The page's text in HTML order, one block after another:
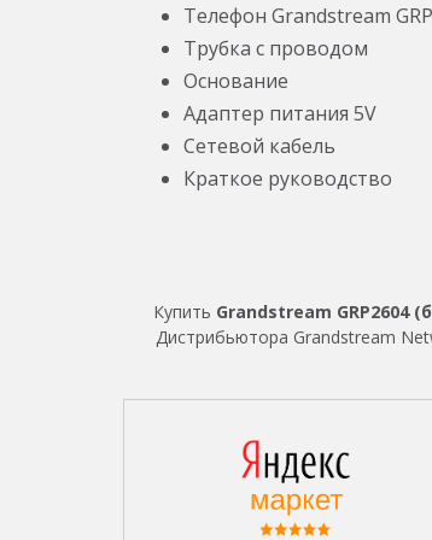
Телефон Grandstream
Трубка с проводом
Основание
Адаптер питания 5V
Сетевой кабель
Краткое руководство
Купить Grandstream GRP2604
Дистрибьютора Grandstream